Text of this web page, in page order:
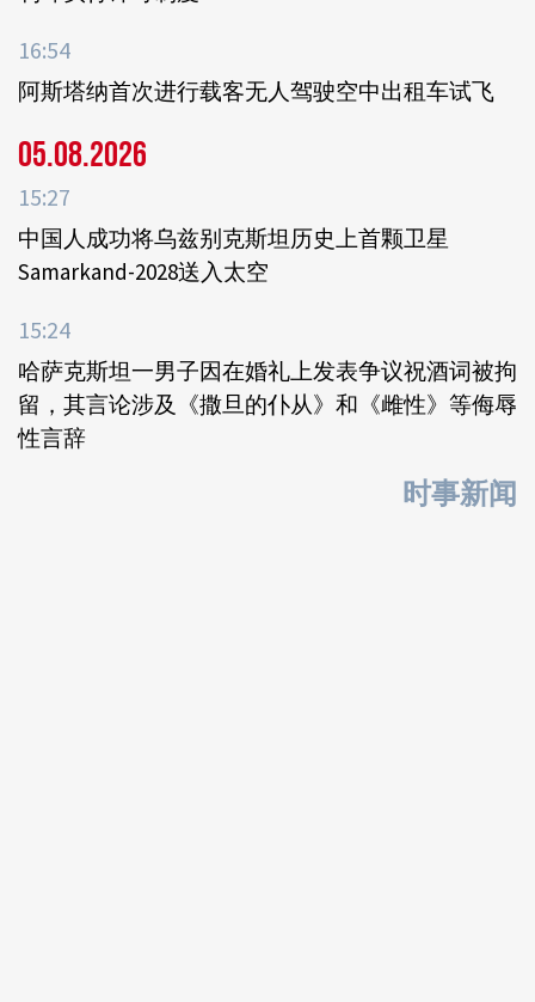
16:54
阿斯塔纳首次进行载客无人驾驶空中出租车试飞
05.08.2026
15:27
中国人成功将乌兹别克斯坦历史上首颗卫星
Samarkand-2028送入太空
15:24
哈萨克斯坦一男子因在婚礼上发表争议祝酒词被拘
留，其言论涉及《撒旦的仆从》和《雌性》等侮辱
性言辞
时事新闻